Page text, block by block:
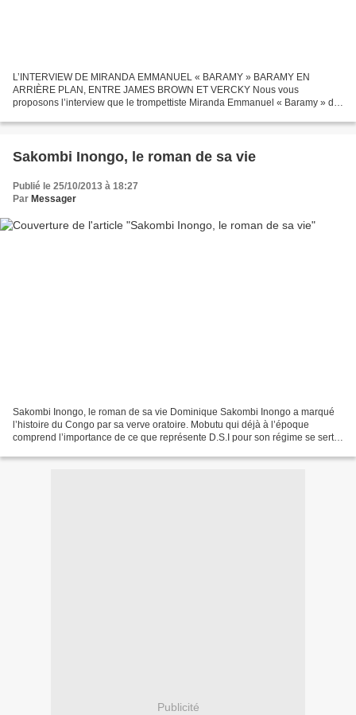
L’INTERVIEW DE MIRANDA EMMANUEL « BARAMY » BARAMY EN
ARRIÈRE PLAN, ENTRE JAMES BROWN ET VERCKY Nous vous
proposons l’interview que le trompettiste Miranda Emmanuel « Baramy » de
en...
Sakombi Inongo, le roman de sa vie
Publié le 25/10/2013 à 18:27
Par Messager
Sakombi Inongo, le roman de sa vie Dominique Sakombi Inongo a marqué
l’histoire du Congo par sa verve oratoire. Mobutu qui déjà à l’époque
comprend l’importance de ce que représente D.S.I pour son régime se sert
Publicité